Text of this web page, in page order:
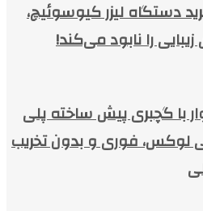
دستگاه لیزر کیوسوئیچ،
را نابود می‌کند!
با گچبری پیش ساخته پلی
لوکس، فوری و بدون تخریب